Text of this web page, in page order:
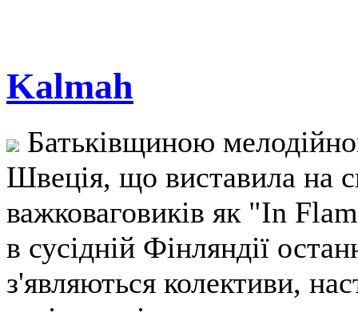
Kalmah
Батьківщиною
Швеція, що виставила на
важковаговиків як "In
в сусідній Фінляндії
з'являються колективи,